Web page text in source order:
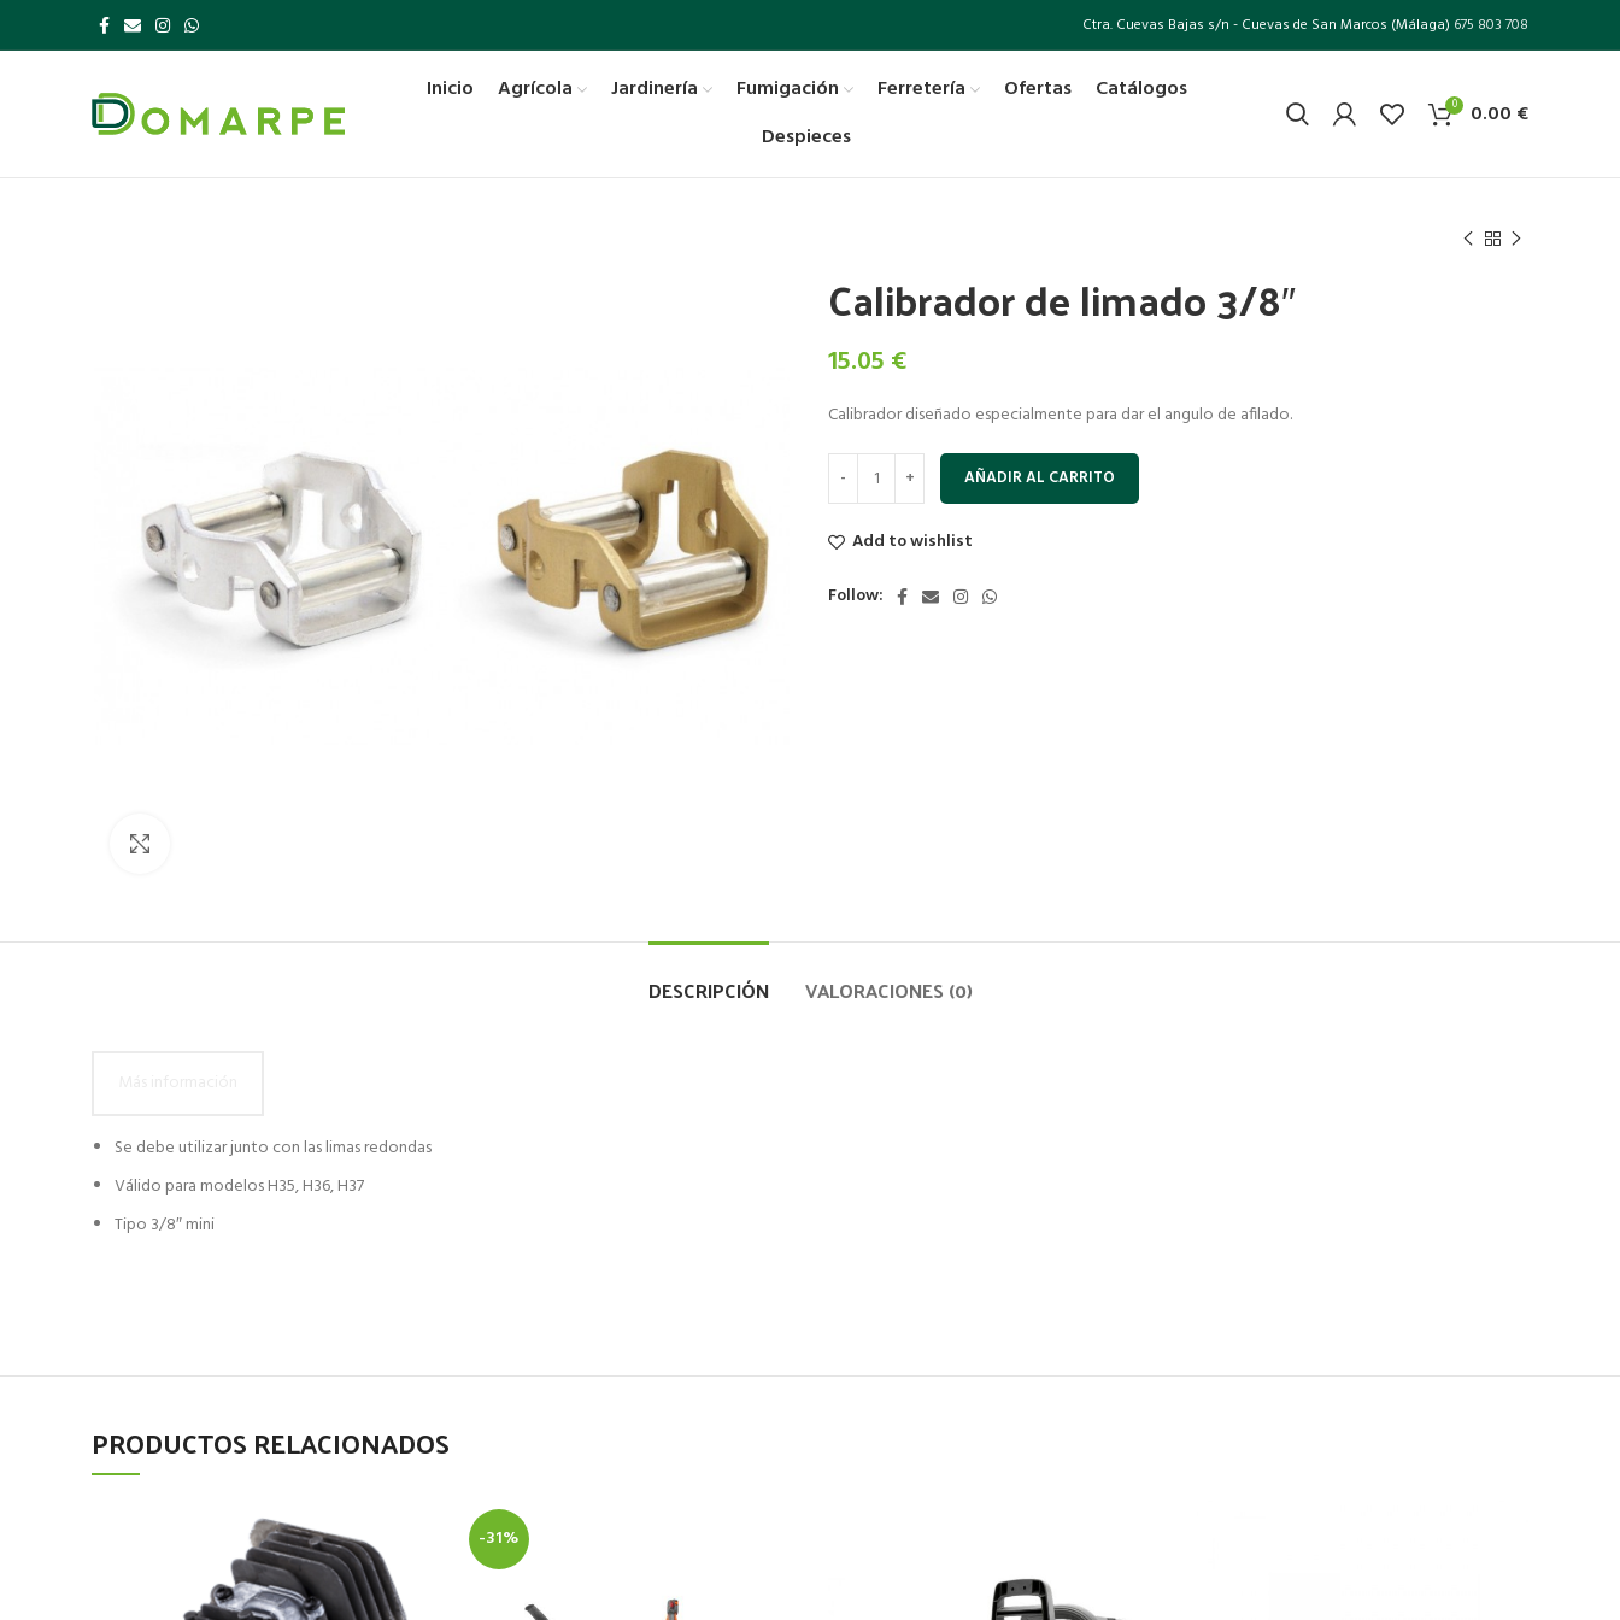
Ctra. Cuevas Bajas s/n - Cuevas de San Marcos (Málaga) 675 803 708
Inicio Agrícola Jardinería Fumigación Ferretería Ofertas
Catálogos
Despieces
0 0.00 €
Calibrador de limado 3/8″
15.05 €
Calibrador diseñado especialmente para dar el angulo de afilado.
AÑADIR AL CARRITO
Add to wishlist
Follow:
DESCRIPCIÓN VALORACIONES (0)
Se debe utilizar junto con las limas redondas
Válido para modelos H35, H36, H37
Tipo 3/8″ mini
PRODUCTOS RELACIONADOS
-31%